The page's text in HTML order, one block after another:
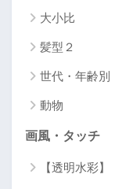
大小比
髪型２
世代・年齢別
動物
画風・タッチ
【透明水彩】